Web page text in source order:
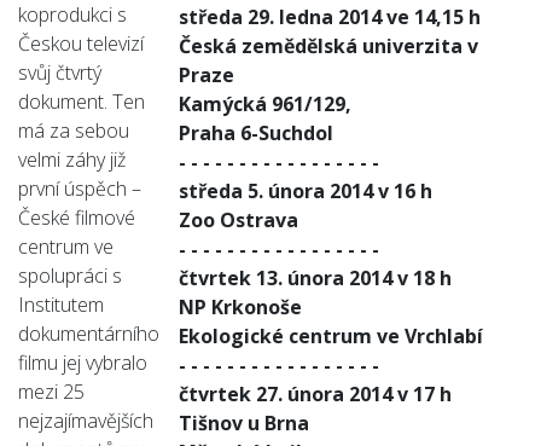
středa 29. ledna 2014 ve 14,15 h
Česká zemědělská univerzita v
Praze
Kamýcká 961/129,
Praha 6-Suchdol
- - - - - - - - - - - - - - - - -
středa 5. února 2014 v 16 h
Zoo Ostrava
- - - - - - - - - - - - - - - - -
čtvrtek 13. února 2014 v 18 h
NP Krkonoše
Ekologické centrum ve Vrchlabí
- - - - - - - - - - - - - - - - -
čtvrtek 27. února 2014 v 17 h
Tišnov u Brna
koprodukci s
Českou televizí
svůj čtvrtý
dokument. Ten
má za sebou
velmi záhy již
první úspěch –
České filmové
centrum ve
spolupráci s
Institutem
dokumentárního
filmu jej vybralo
mezi 25
nejzajímavějších